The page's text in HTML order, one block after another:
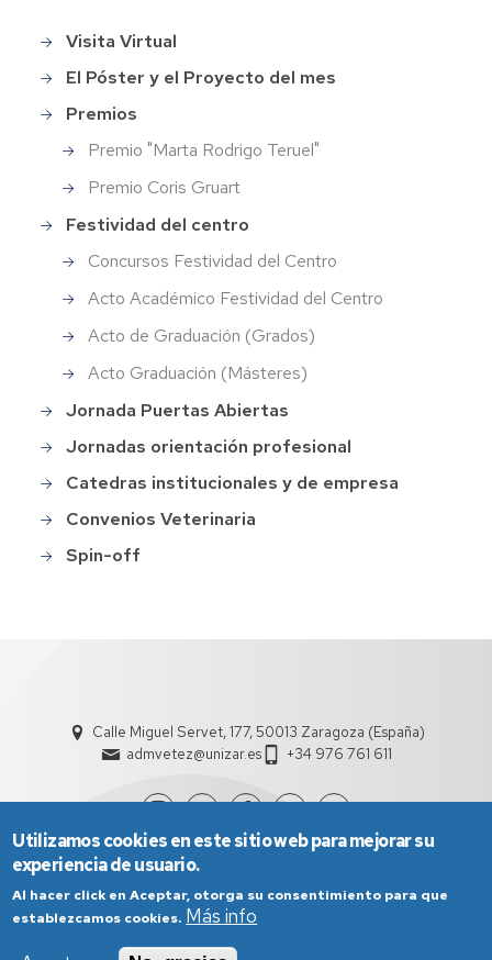
Main
menu
Visita Virtual
El Póster y el Proyecto del mes
Premios
Premio "Marta Rodrigo Teruel"
Premio Coris Gruart
Festividad del centro
Concursos Festividad del Centro
Acto Académico Festividad del Centro
Acto de Graduación (Grados)
Acto Graduación (Másteres)
Jornada Puertas Abiertas
Jornadas orientación profesional
Catedras institucionales y de empresa
Convenios Veterinaria
Spin-off
Calle Miguel Servet, 177, 50013 Zaragoza (España)
admvetez@unizar.es
+34 976 761 611
Utilizamos cookies en este sitio web para mejorar su
experiencia de usuario.
Al hacer click en Aceptar, otorga su consentimiento para que
establezcamos cookies. Más info